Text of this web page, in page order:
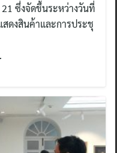
ซึ่งจัดขึ้นระหว่างวันที่
ดงสินค้าและการประชุ